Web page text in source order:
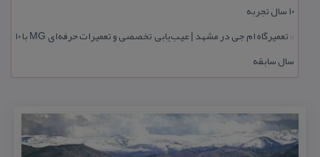
۱۰ سال تجربه
::
تعمیرگاه ام جی در مشهد | عیب‌یابی تخصصی و تعمیرات حرفه‌ای MG با ۱۰
سال سابقه